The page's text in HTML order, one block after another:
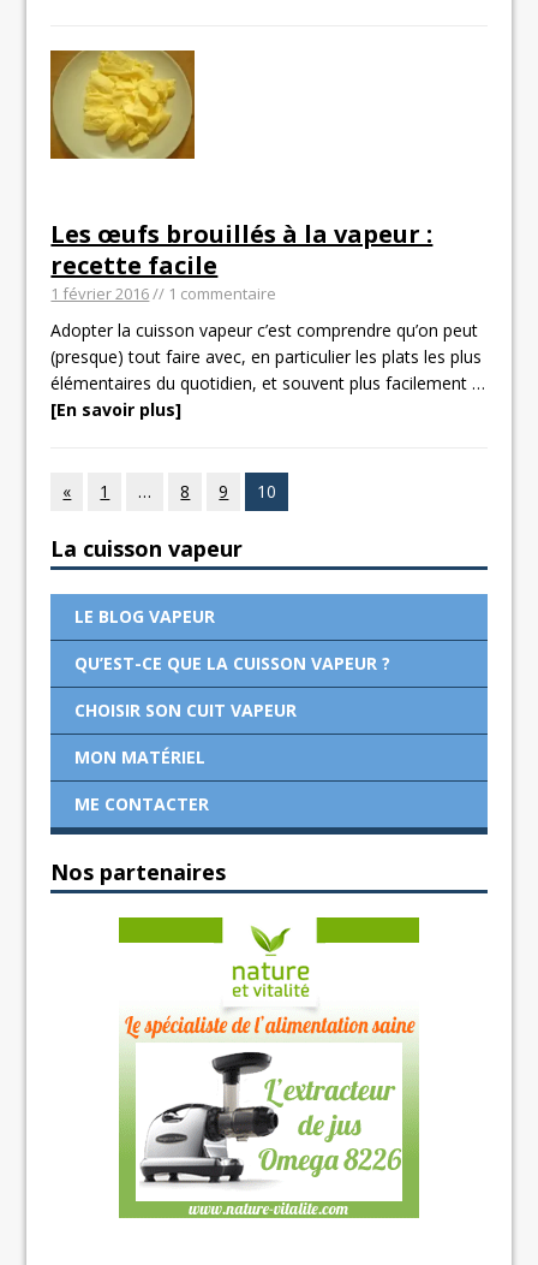
Les œufs brouillés à la vapeur :
recette facile
1 février 2016// 1 commentaire
Adopter la cuisson vapeur c’est comprendre qu’on peut
(presque) tout faire avec, en particulier les plats les plus
élémentaires du quotidien, et souvent plus facilement…
[En savoir plus]
« 1 … 8 9 10
La cuisson vapeur
LE BLOG VAPEUR
QU’EST-CE QUE LA CUISSON VAPEUR ?
CHOISIR SON CUIT VAPEUR
MON MATÉRIEL
ME CONTACTER
Nos partenaires